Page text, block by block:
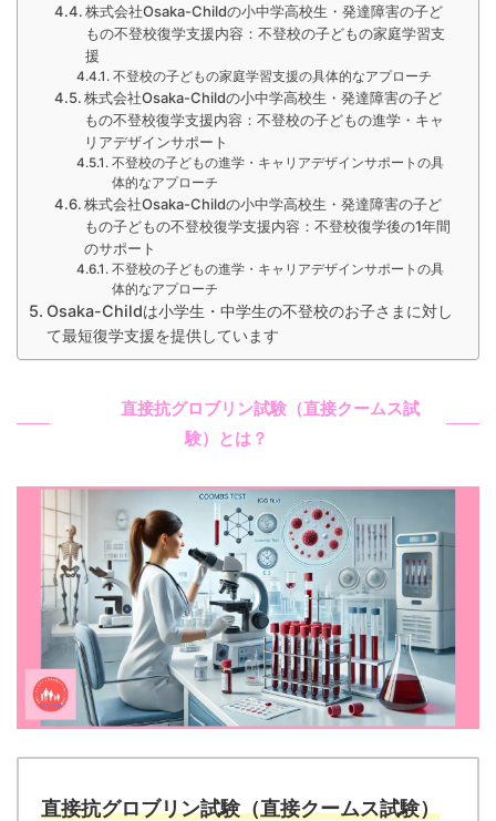
株式会社Osaka-Childの小中学高校生・発達障害の子ど
もの不登校復学支援内容：不登校の子どもの家庭学習支
援
不登校の子どもの家庭学習支援の具体的なアプローチ
株式会社Osaka-Childの小中学高校生・発達障害の子ど
もの不登校復学支援内容：不登校の子どもの進学・キャ
リアデザインサポート
不登校の子どもの進学・キャリアデザインサポートの具
体的なアプローチ
株式会社Osaka-Childの小中学高校生・発達障害の子ど
もの子どもの不登校復学支援内容：不登校復学後の1年間
のサポート
不登校の子どもの進学・キャリアデザインサポートの具
体的なアプローチ
Osaka-Childは小学生・中学生の不登校のお子さまに対し
て最短復学支援を提供しています
直接抗グロブリン試験（直接クームス試
験）とは？
直接抗グロブリン試験（直接クームス試験）